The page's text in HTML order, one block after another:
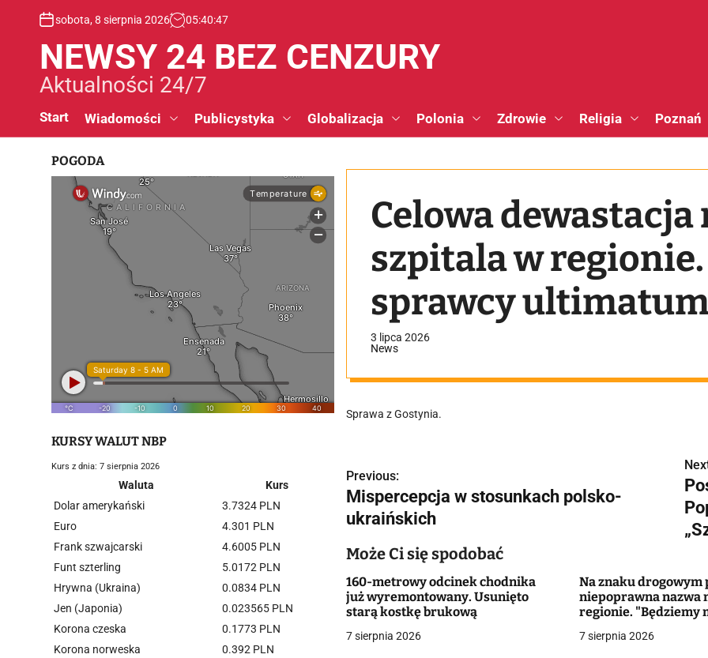
sobota, 8 sierpnia 2026 05:40:48
NEWSY 24 BEZ CENZURY
Aktualności 24/7
Start Wiadomości Publicystyka Globalizacja Polonia Zdrowie Religia Poznań
Celowa
szpitala w
sprawcy
3 lipca 2026
News
Sprawa z Gostynia.
N
a
w
i
g
a
Previous:
Mispercepcja w stosunkach polsko-
ukraińskich
Może Ci się spodobać
160-metrowy odcinek chodnika
już wyremontowany. Usunięto
starą kostkę brukową
7 sierpnia 2026
Na znaku drogowym
niepoprawna nazwa
regionie. "Będziemy
7 sierpnia 2026
POGODA
KURSY WALUT NBP
Kurs z dnia: 7 sierpnia 2026
Waluta
Kurs
Dolar amerykański
3.7324 PLN
Euro
4.301 PLN
Frank szwajcarski
4.6005 PLN
Funt szterling
5.0172 PLN
Hrywna (Ukraina)
0.0834 PLN
Jen (Japonia)
0.023565 PLN
Korona czeska
0.1773 PLN
Korona norweska
0.392 PLN